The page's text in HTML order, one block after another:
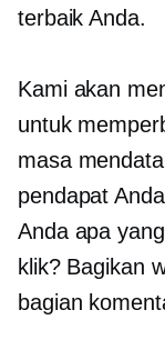
terbaik Anda.
Kami akan
untuk
masa
pendapat
Anda apa
klik? Bagikan
bagian